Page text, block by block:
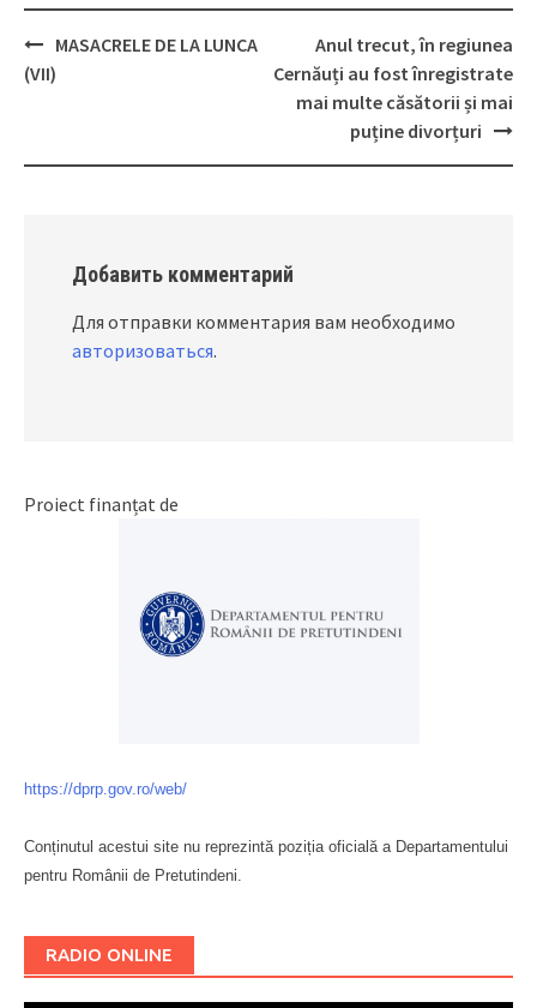
Post
MASACRELE DE LA LUNCA
(VII)
Anul trecut, în regiunea
Cernăuți au fost înregistrate
mai multe căsătorii și mai
puține divorțuri
Добавить комментарий
Для отправки комментария вам необходимо
авторизоваться.
Proiect finanțat de
https://dprp.gov.ro/web/
Conținutul acestui site nu reprezintă poziția oficială a Departamentului
pentru Românii de Pretutindeni.
RADIO ONLINE